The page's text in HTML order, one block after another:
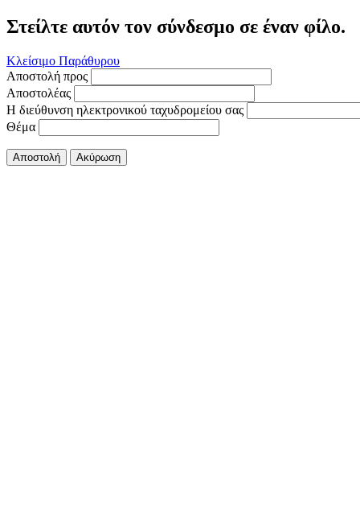
Στείλτε αυτόν τον σύνδεσμο σε έναν φίλο.
Κλείσιμο Παράθυρου
Αποστολή προς
Αποστολέας
Η διεύθυνση ηλεκτρονικού ταχυδρομείου σας
Θέμα
Αποστολή Ακύρωση